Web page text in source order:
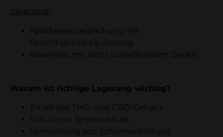
Ideal sind:
Apothekenverpackung mit
Feuchtigkeitsregulierung
Braunglas mit dicht schließendem Deckel
Warum ist richtige Lagerung wichtig?
Erhalt des THC- und CBD-Gehalts
Schutz vor Terpenverlust
Vermeidung von Schimmelbildung